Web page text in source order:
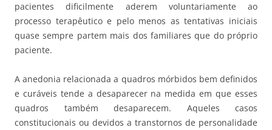
pacientes dificilmente aderem voluntariamente ao
processo terapêutico e pelo menos as tentativas iniciais
quase sempre partem mais dos familiares que do próprio
paciente.
A anedonia relacionada a quadros mórbidos bem definidos
e curáveis tende a desaparecer na medida em que esses
quadros também desaparecem. Aqueles casos
constitucionais ou devidos a transtornos de personalidade